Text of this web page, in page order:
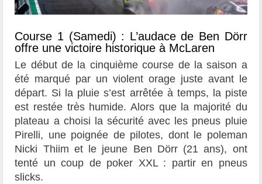
Course 1 (Samedi) : L’audace de Ben Dörr
offre une victoire historique à McLaren
Le début de la cinquième course de la saison a
été marqué par un violent orage juste avant le
départ. Si la pluie s’est arrêtée à temps, la piste
est restée très humide. Alors que la majorité du
plateau a choisi la sécurité avec les pneus pluie
Pirelli, une poignée de pilotes, dont le poleman
Nicki Thiim et le jeune Ben Dörr (21 ans), ont
tenté un coup de poker XXL : partir en pneus
slicks.